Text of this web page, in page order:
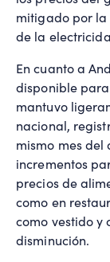
mitigado por la
de la
En cuanto a
disponible
mantuvo
nacional,
mismo mes del
incrementos
precios de
como en
como vestido y
disminución.